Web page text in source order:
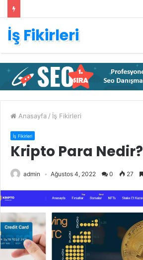
İş Fikirleri
Anasayfa / İş Fikirleri
İş Fikirleri
Kripto Para Nedir?
admin Ağustos 4, 2022 0 27